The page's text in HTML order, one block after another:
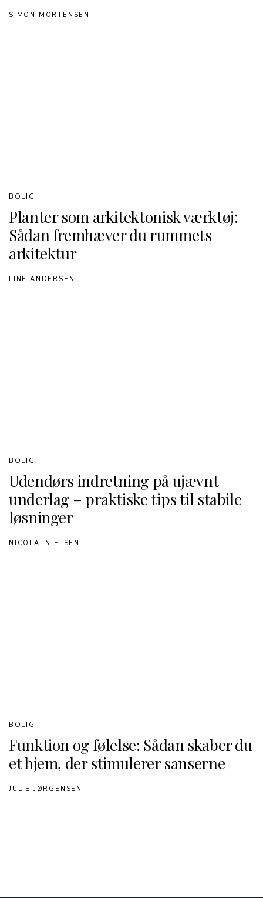
SIMON MORTENSEN
Planter som arkitektonisk værktøj:
Sådan fremhæver du rummets
arkitektur
BOLIG
LINE ANDERSEN
Udendørs indretning på ujævnt
underlag – praktiske tips til stabile
løsninger
BOLIG
NICOLAI NIELSEN
Funktion og følelse: Sådan skaber du
et hjem, der stimulerer sanserne
BOLIG
JULIE JØRGENSEN